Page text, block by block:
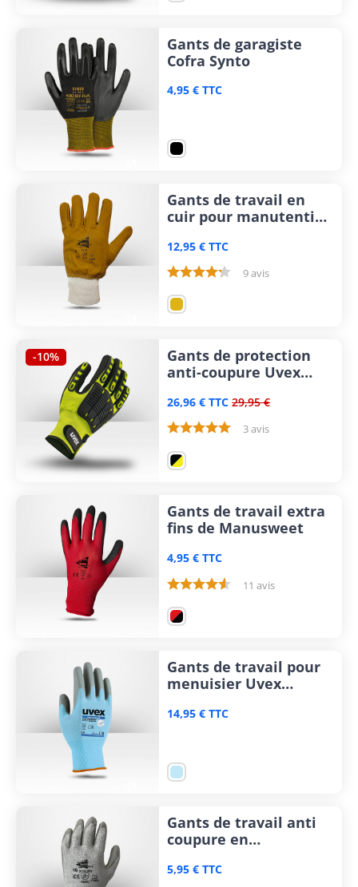
Gants de garagiste
Cofra Synto
4,95 € TTC
Gants de travail en
cuir pour manutention
12,95 € TTC
9 avis
-10%
Gants de protection
anti-coupure Uvex
bradés
26,96 € TTC 29,95 €
3 avis
Gants de travail extra
fins de Manusweet
4,95 € TTC
11 avis
Gants de travail pour
menuisier Uvex
14,95 € TTC
Gants de travail anti
coupure en
Manusweet
5,95 € TTC